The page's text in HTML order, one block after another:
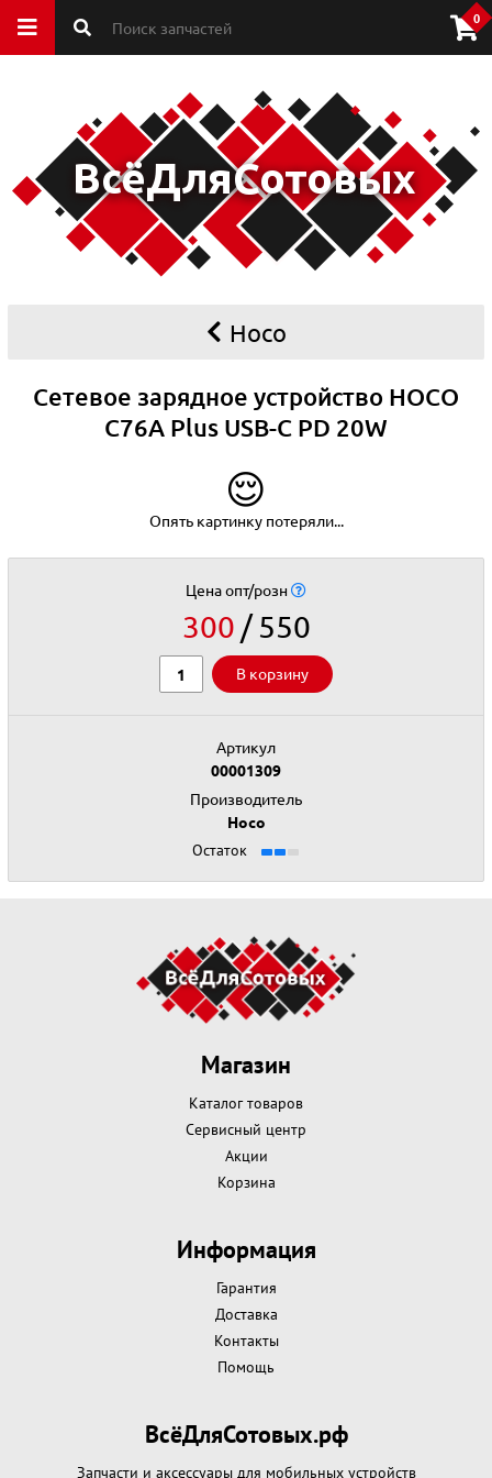
0
Hoco
Сетевое зарядное устройство HOCO
C76A Plus USB-C PD 20W
😌
Опять картинку потеряли...
Цена опт/розн
300 550
В корзину
Артикул
00001309
Производитель
Hoco
Остаток
Магазин
Каталог товаров
Сервисный центр
Акции
Корзина
Информация
Гарантия
Доставка
Контакты
Помощь
ВсёДляСотовых.рф
Запчасти и аксессуары для мобильных устройств